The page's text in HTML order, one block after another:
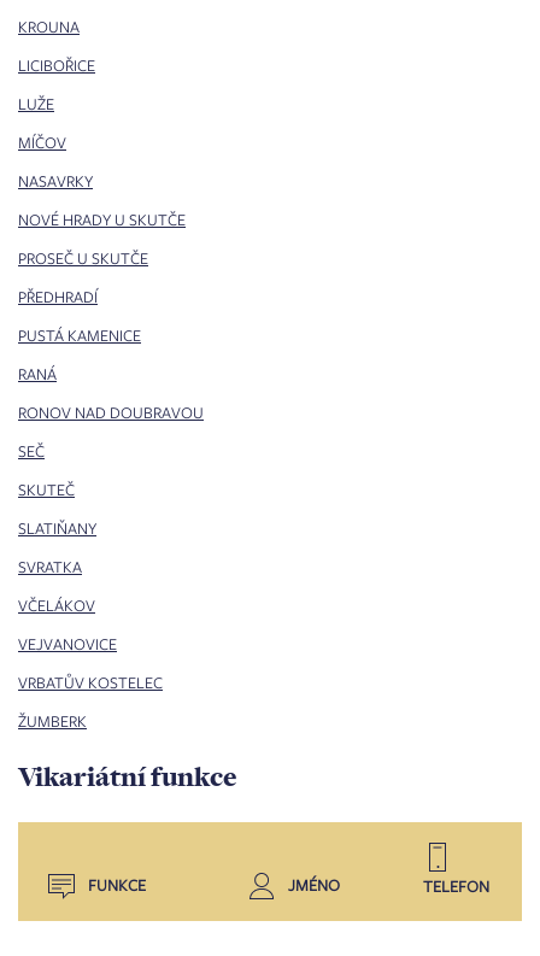
KROUNA
LICIBOŘICE
LUŽE
MÍČOV
NASAVRKY
NOVÉ HRADY U SKUTČE
PROSEČ U SKUTČE
PŘEDHRADÍ
PUSTÁ KAMENICE
RANÁ
RONOV NAD DOUBRAVOU
SEČ
SKUTEČ
SLATIŇANY
SVRATKA
VČELÁKOV
VEJVANOVICE
VRBATŮV KOSTELEC
ŽUMBERK
Vikariátní funkce
FUNKCE JMÉNO TELEFON